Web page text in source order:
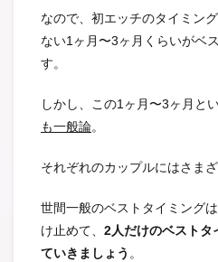
なので、初エッチのタイミン
ない1ヶ月〜3ヶ月くらいがベ
す。
しかし、この1ヶ月〜3ヶ月と
も一般論。
それぞれのカップルにはさま
世間一般のベストタイミング
け止めて、 2人だけのベストタ
ていきましょう 。